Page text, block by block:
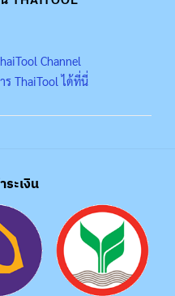
Channel
ThaiTool ได้ที่นี่
ระเงิน